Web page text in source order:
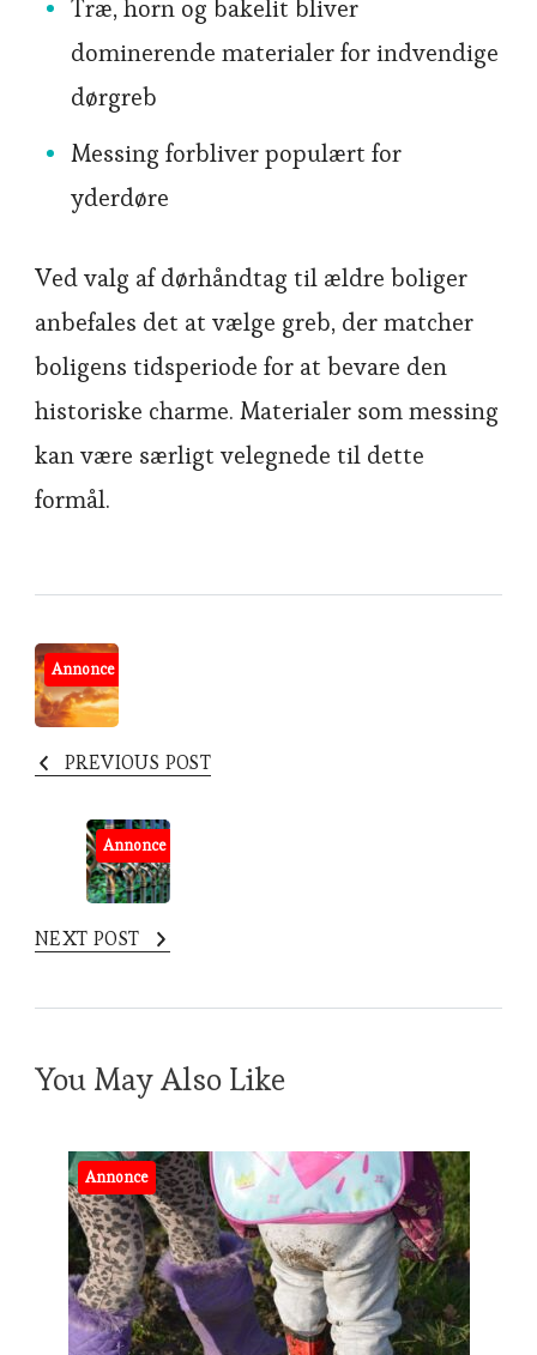
Træ, horn og bakelit bliver
dominerende materialer for indvendige
dørgreb
Messing forbliver populært for
yderdøre
Ved valg af dørhåndtag til ældre boliger
anbefales det at vælge greb, der matcher
boligens tidsperiode for at bevare den
historiske charme. Materialer som messing
kan være særligt velegnede til dette
formål.
Post
Navigation
Annonce
PREVIOUS POST
Annonce
NEXT POST
You May Also Like
Annonce